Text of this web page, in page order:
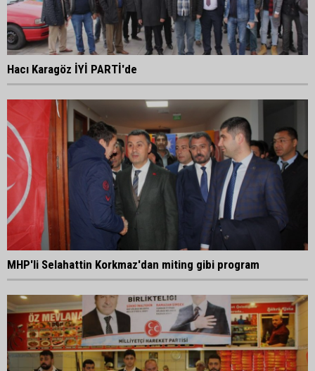
Hacı Karagöz İYİ PARTİ'de
MHP'li Selahattin Korkmaz'dan miting gibi program